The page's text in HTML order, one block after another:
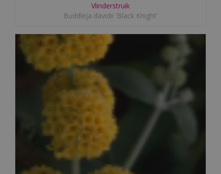
Vlinderstruik
Buddleja davidii 'Black Knight'